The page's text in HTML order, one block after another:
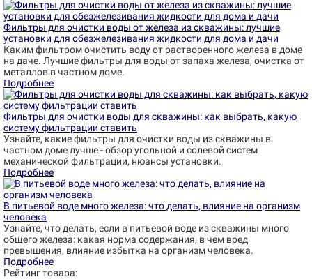
Фильтры для очистки воды от железа из скважины: лучшие
установки для обезжелезивания жидкости для дома и дачи
Каким фильтром очистить воду от растворенного железа в доме
на даче. Лучшие фильтры для воды от запаха железа, очистка от
металлов в частном доме.
Подробнее
Фильтры для очистки воды для скважины: как выбрать, какую
систему фильтрации ставить
Узнайте, какие фильтры для очистки воды из скважины в
частном доме лучше - обзор угольной и солевой систем
механической фильтрации, нюансы установки.
Подробнее
В питьевой воде много железа: что делать, влияние на организм
человека
Узнайте, что делать, если в питьевой воде из скважины много
общего железа: какая норма содержания, в чем вред
превышения, влияние избытка на организм человека.
Подробнее
Рейтинг товара: